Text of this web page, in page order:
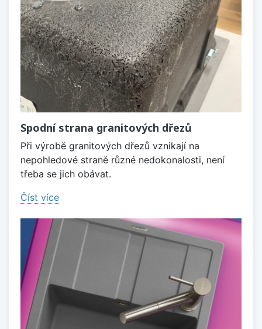
Spodní strana granitových dřezů
Při výrobě granitových dřezů vznikají na
nepohledové straně různé nedokonalosti, není
třeba se jich obávat.
Číst více